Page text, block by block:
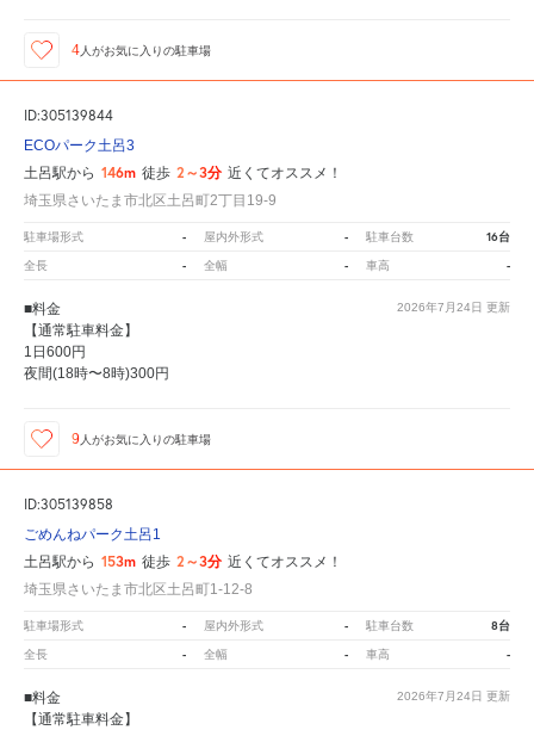
4 人がお気に入りの駐車場
ID:305139844
ECOパーク土呂3
土呂駅から 146m 徒歩 2～3分 近くてオススメ！
埼玉県さいたま市北区土呂町2丁目19-9
駐車場形式 - 屋内外形式 - 駐車台数 16台
全長 - 全幅 - 車高 -
2026年7月24日 更新
■料金
【通常駐車料金】
1日600円
夜間(18時〜8時)300円
9 人がお気に入りの駐車場
ID:305139858
ごめんねパーク土呂1
土呂駅から 153m 徒歩 2～3分 近くてオススメ！
埼玉県さいたま市北区土呂町1-12-8
駐車場形式 - 屋内外形式 - 駐車台数 8台
全長 - 全幅 - 車高 -
2026年7月24日 更新
■料金
【通常駐車料金】